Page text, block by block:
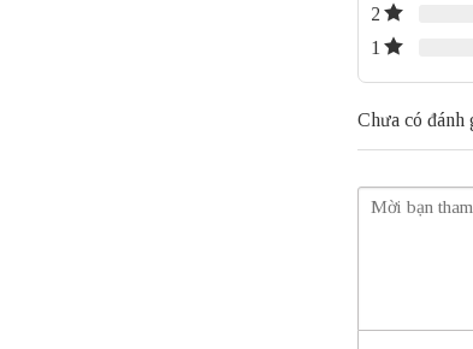
2
1
Chưa có đánh